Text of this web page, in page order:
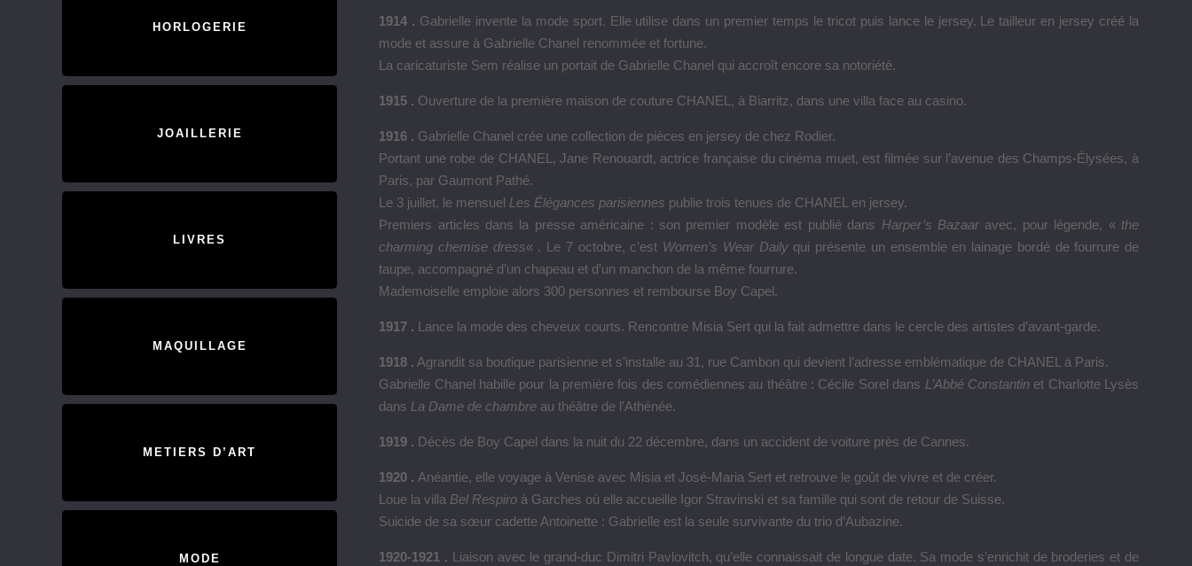
1914 . Gabrielle invente la mode sport. Elle utilise dans un premier temps le tricot puis lance le jersey. Le tailleur en jersey créé la
mode et assure à Gabrielle Chanel renommée et fortune.
La caricaturiste Sem réalise un portait de Gabrielle Chanel qui accroît encore sa notoriété.
1915 . Ouverture de la première maison de couture CHANEL, à Biarritz, dans une villa face au casino.
1916 . Gabrielle Chanel crée une collection de pièces en jersey de chez Rodier.
Portant une robe de CHANEL, Jane Renouardt, actrice française du cinéma muet, est filmée sur l’avenue des Champs-Élysées, à
Paris, par Gaumont Pathé.
Le 3 juillet, le mensuel Les Élégances parisiennes publie trois tenues de CHANEL en jersey.
Premiers articles dans la presse américaine : son premier modèle est publié dans Harper’s Bazaaravec, pour légende, « the
charming chemise dress« . Le 7 octobre, c’est Women’s Wear Dailyqui présente un ensemble en lainage bordé de fourrure de
taupe, accompagné d’un chapeau et d’un manchon de la même fourrure.
Mademoiselle emploie alors 300 personnes et rembourse Boy Capel.
1917 . Lance la mode des cheveux courts. Rencontre Misia Sert qui la fait admettre dans le cercle des artistes d’avant-garde.
1918 . Agrandit sa boutique parisienne et s’installe au 31, rue Cambon qui devient l’adresse emblématique de CHANEL à Paris.
Gabrielle Chanel habille pour la première fois des comédiennes au théâtre : Cécile Sorel dans L’Abbé Constantinet Charlotte Lysès
dans La Dame de chambre au théâtre de l’Athénée.
1919 . Décès de Boy Capel dans la nuit du 22 décembre, dans un accident de voiture près de Cannes.
1920 . Anéantie, elle voyage à Venise avec Misia et José-Maria Sert et retrouve le goût de vivre et de créer.
Loue la villa Bel Respiro à Garches où elle accueille Igor Stravinski et sa famille qui sont de retour de Suisse.
Suicide de sa sœur cadette Antoinette : Gabrielle est la seule survivante du trio d’Aubazine.
1920-1921 . Liaison avec le grand-duc Dimitri Pavlovitch, qu’elle connaissait de longue date. Sa mode s’enrichit de broderies et de
HORLOGERIE
JOAILLERIE
LIVRES
MAQUILLAGE
METIERS D’ART
MODE